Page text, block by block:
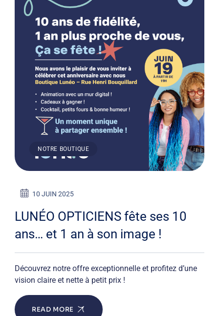
NOTRE BOUTIQUE
10 JUIN 2025
LUNÉO OPTICIENS fête ses 10
ans… et 1 an à son image !
Découvrez notre offre exceptionnelle et profitez d’une
vision claire et nette à petit prix !
READ MORE